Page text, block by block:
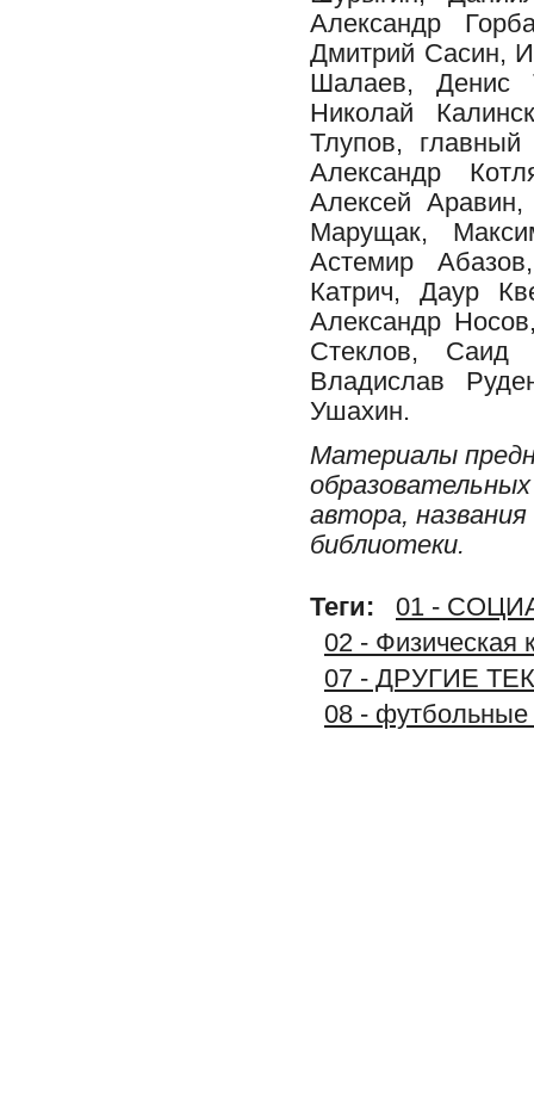
Александр
Дмитрий Сасин,
Шалаев, Денис
Николай
Тлупов,
Александр
Алексей
Марущак,
Астемир
Катрич, Даур
Александр
Стеклов, Саид
Владислав
Ушахин.
Материалы
автора,
библиотеки.
Теги:
01 -
02 - Физическая
07 - ДРУГИЕ
08 -